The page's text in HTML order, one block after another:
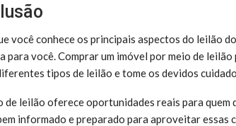
você conhece os principais aspectos do leilão
para você. Comprar um imóvel por meio de
tipos de leilão e tome os devidos
de leilão oferece oportunidades reais para
informado e preparado para aproveitar essas